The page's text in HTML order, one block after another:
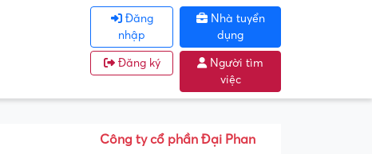
Đăng
nhập
Đăng ký
Nhà tuyển
dụng
Người tìm
việc
Công ty cổ phần Đại Phan